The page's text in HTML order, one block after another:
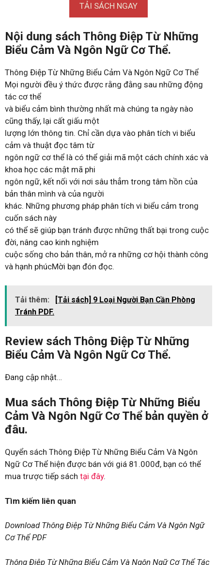
TẢI SÁCH NGAY
Nội dung sách Thông Điệp Từ Những
Biểu Cảm Và Ngôn Ngữ Cơ Thể.
Thông Điệp Từ Những Biểu Cảm Và Ngôn Ngữ Cơ Thể
Mọi người đều ý thức được rằng đằng sau những động
tác cơ thể
và biểu cảm bình thường nhất mà chúng ta ngày nào
cũng thấy, lại cất giấu một
lượng lớn thông tin. Chỉ cần dựa vào phân tích vi biểu
cảm và thuật đọc tâm từ
ngôn ngữ cơ thể là có thể giải mã một cách chính xác và
khoa học các mật mã phi
ngôn ngữ, kết nối với nơi sâu thẳm trong tâm hồn của
bản thân mình và của người
khác. Những phương pháp phân tích vi biểu cảm trong
cuốn sách này
có thể sẽ giúp bạn tránh được những thất bại trong cuộc
đời, nâng cao kinh nghiệm
cuộc sống cho bản thân, mở ra những cơ hội thành công
và hạnh phúcMời bạn đón đọc.
Tải thêm:
[Tải sách] 9 Loại Người Bạn Cần Phòng
Tránh PDF.
Review sách Thông Điệp Từ Những
Biểu Cảm Và Ngôn Ngữ Cơ Thể.
Đang cập nhật…
Mua sách Thông Điệp Từ Những Biểu
Cảm Và Ngôn Ngữ Cơ Thể bản quyền ở
đâu.
Quyển sách Thông Điệp Từ Những Biểu Cảm Và Ngôn
Ngữ Cơ Thể hiện được bán với giá 81.000đ, bạn có thể
mua trược tiếp sách tại đây.
Tìm kiếm liên quan
Download Thông Điệp Từ Những Biểu Cảm Và Ngôn Ngữ
Cơ Thể PDF
Thông Điệp Từ Những Biểu Cảm Và Ngôn Ngữ Cơ Thể Tác